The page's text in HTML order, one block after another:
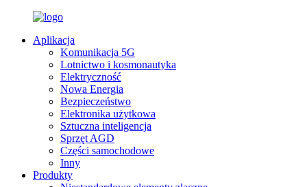
Aplikacja
Komunikacja 5G
Lotnictwo i kosmonautyka
Elektryczność
Nowa Energia
Bezpieczeństwo
Elektronika użytkowa
Sztuczna inteligencja
Sprzęt AGD
Części samochodowe
Inny
Produkty